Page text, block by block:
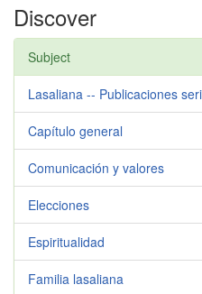
Discover
Subject
Lasaliana -- Publicaciones
Capítulo general
Comunicación y valores
Elecciones
Espiritualidad
Familia lasaliana